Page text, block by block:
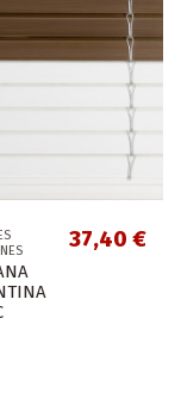
37,40 €